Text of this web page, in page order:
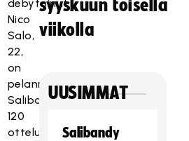
debytoinut
Nico
Salo,
22,
on
pelannut
Salibandyliigassa
120
ottelua
syyskuun toisella
viikolla
UUSIMMAT
Salibandy